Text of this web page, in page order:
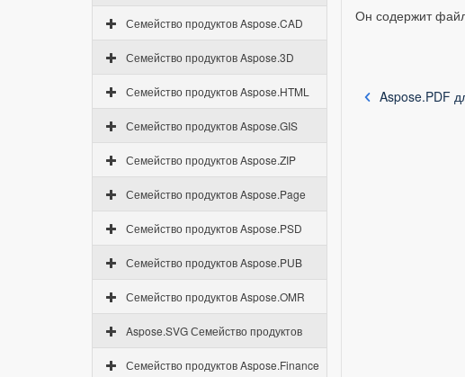
Семейство продуктов Aspose.CAD
Семейство продуктов Aspose.3D
Семейство продуктов Aspose.HTML
Семейство продуктов Aspose.GIS
Семейство продуктов Aspose.ZIP
Семейство продуктов Aspose.Page
Семейство продуктов Aspose.PSD
Семейство продуктов Aspose.PUB
Семейство продуктов Aspose.OMR
Aspose.SVG Семейство продуктов
Семейство продуктов Aspose.Finance
Он содержит
Aspose.PDF